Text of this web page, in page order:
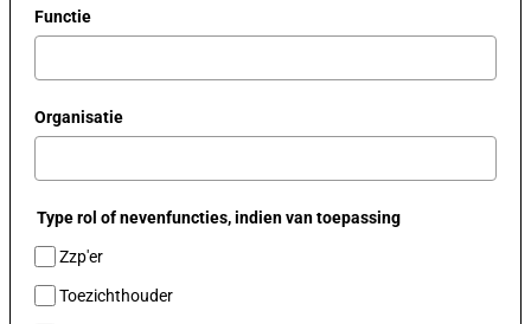
Functie
Organisatie
Type rol of nevenfuncties, indien van toepassing
Zzp'er
Toezichthouder